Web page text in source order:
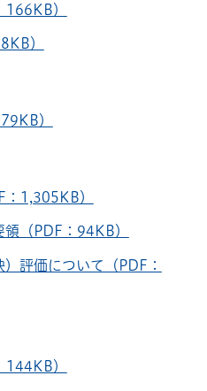
166KB）
）
）
：1,305KB）
（PDF：94KB）
評価について（PDF：
144KB）